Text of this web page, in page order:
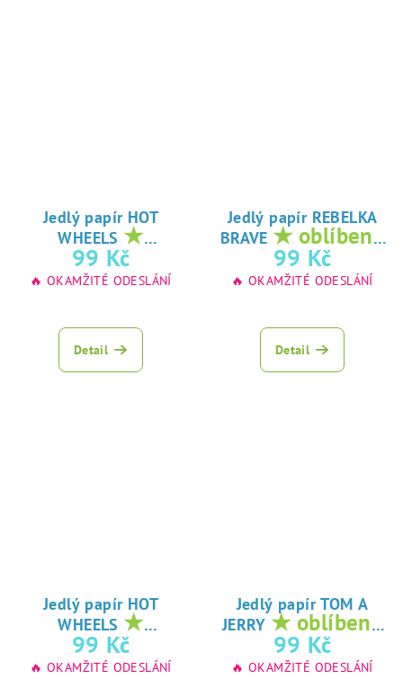
Jedlý papír HOT
WHEELS ★
oblíbený tisk na
jedlý papír
99 Kč
🔥 OKAMŽITÉ ODESLÁNÍ
Detail
Jedlý papír REBELKA
BRAVE ★ oblíbený
tisk na jedlý
papír
99 Kč
🔥 OKAMŽITÉ ODESLÁNÍ
Detail
Jedlý papír HOT
WHEELS ★
oblíbený tisk na
jedlý papír
99 Kč
🔥 OKAMŽITÉ ODESLÁNÍ
Jedlý papír TOM A
JERRY ★ oblíbený
tisk na jedlý
papír
99 Kč
🔥 OKAMŽITÉ ODESLÁNÍ